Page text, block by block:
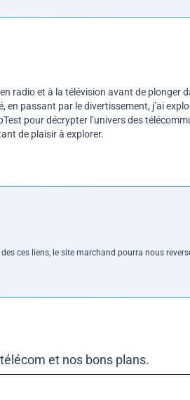
radio et à la télévision avant de plonger
passant par le divertissement, j’ai
pour décrypter l’univers des
de plaisir à explorer.
ces liens, le site marchand pourra nous
et nos bons plans.